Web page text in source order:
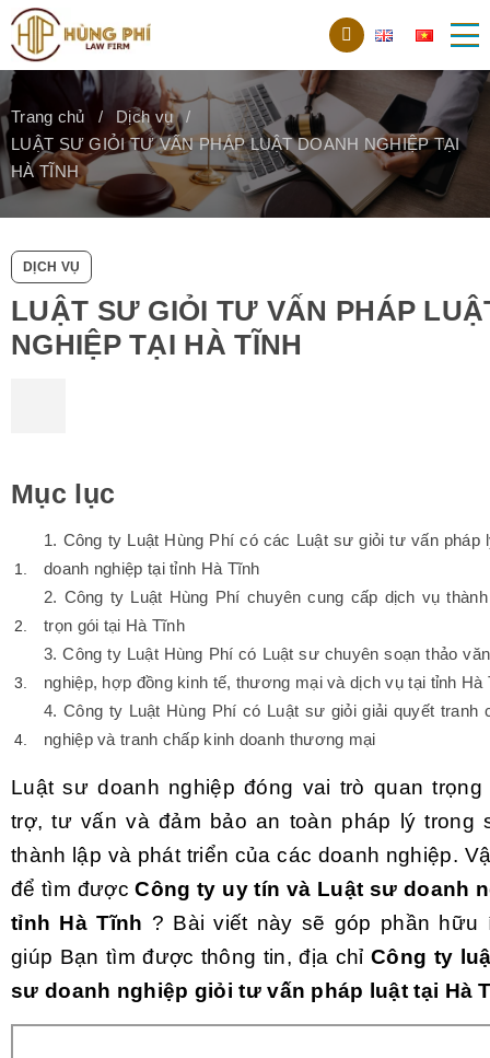
Trang chủ
Dịch vụ
LUẬT SƯ GIỎI TƯ VẤN PHÁP LUẬT DOANH NGHIỆP TẠI
HÀ TĨNH
DỊCH VỤ
LUẬT SƯ GIỎI TƯ VẤN PHÁP
NGHIỆP TẠI HÀ TĨNH
Mục lục
1. Công ty Luật Hùng Phí có các Luật sư giỏi tư vấn pháp
doanh nghiệp tại tỉnh Hà Tĩnh
2. Công ty Luật Hùng Phí chuyên cung cấp dịch vụ
trọn gói tại Hà Tĩnh
3. Công ty Luật Hùng Phí có Luật sư chuyên soạn thảo
nghiệp, hợp đồng kinh tế, thương mại và dịch vụ tại tỉnh Hà
4. Công ty Luật Hùng Phí có Luật sư giỏi giải quyết tranh
nghiệp và tranh chấp kinh doanh thương mại
Luật sư doanh nghiệp đóng vai trò quan
trợ, tư vấn và đảm bảo an toàn pháp lý trong
thành lập và phát triển của các doanh nghiệp.
để tìm đượcCông ty uy tín và Luật sư doanh
tỉnh Hà Tĩnh ? Bài viết này sẽ góp phần hữu
giúp Bạn tìm được thông tin, địa chỉ Công ty
sư doanh nghiệp giỏi tư vấn pháp luật tại Hà